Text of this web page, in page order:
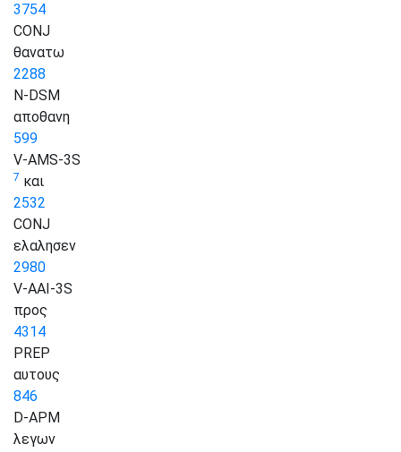
3754
CONJ
θανατω
2288
N-DSM
αποθανη
599
V-AMS-3S
7 και
2532
CONJ
ελαλησεν
2980
V-AAI-3S
προς
4314
PREP
αυτους
846
D-APM
λεγων